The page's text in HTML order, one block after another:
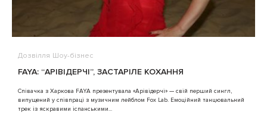
Дозвілля Шоу-бізнес
FAYA: “АРІВІДЕРЧІ”, ЗАСТАРІЛЕ КОХАННЯ
Співачка з Харкова FAYA презентувала «Арівідерчі» — свій перший сингл,
випущений у співпраці з музичним лейблом Fox Lab. Емоційний танцювальний
трек із яскравими іспанськими...